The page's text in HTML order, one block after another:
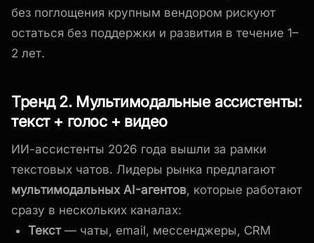
без поглощения крупным вендором рискуют
остаться без поддержки и развития в течение 1–
2 лет.
Тренд 2. Мультимодальные ассистенты:
текст + голос + видео
ИИ-ассистенты 2026 года вышли за рамки
текстовых чатов. Лидеры рынка предлагают
мультимодальных AI-агентов, которые работают
сразу в нескольких каналах:
Текст— чаты, email, мессенджеры, CRM